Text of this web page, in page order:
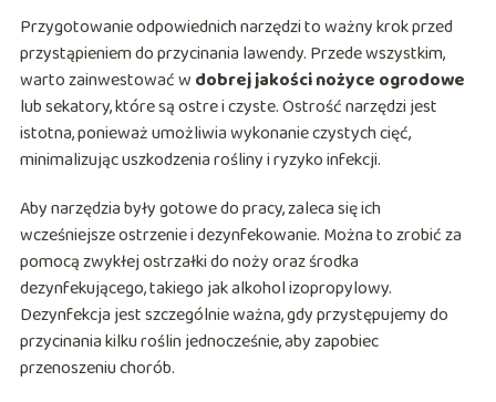
Przygotowanie odpowiednich narzędzi to ważny krok przed
przystąpieniem do przycinania lawendy. Przede wszystkim,
warto zainwestować w dobrej jakości nożyce ogrodowe
lub sekatory, które są ostre i czyste. Ostrość narzędzi jest
istotna, ponieważ umożliwia wykonanie czystych cięć,
minimalizując uszkodzenia rośliny i ryzyko infekcji.
Aby narzędzia były gotowe do pracy, zaleca się ich
wcześniejsze ostrzenie i dezynfekowanie. Można to zrobić za
pomocą zwykłej ostrzałki do noży oraz środka
dezynfekującego, takiego jak alkohol izopropylowy.
Dezynfekcja jest szczególnie ważna, gdy przystępujemy do
przycinania kilku roślin jednocześnie, aby zapobiec
przenoszeniu chorób.